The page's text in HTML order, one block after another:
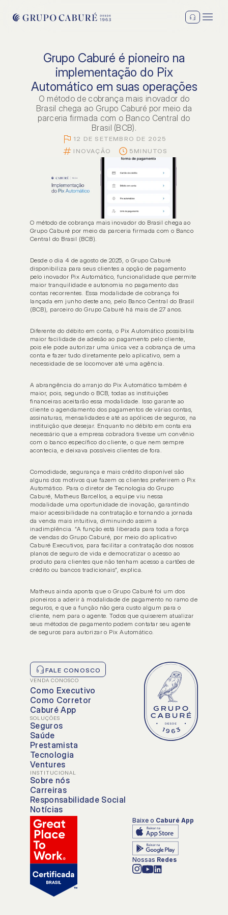
INSTITUCIONAL
Home
Sobre nós
Sorteio
ExecutivosCorretores
NOSSAS SOLUÇÕES
Soluções principais
Soluções extra
Grupo Caburé é pioneiro na
implementação do Pix
Automático em suas operações
O método de cobrança mais inovador do
Brasil chega ao Grupo Caburé por meio da
parceria firmada com o Banco Central do
Brasil (BCB).
5 MINUTOS
INOVAÇÃO
12 DE SETEMBRO DE 2025
O método de cobrança mais inovador do Brasil chega ao
Grupo Caburé por meio da parceria firmada com o Banco
Central do Brasil (BCB).
Desde o dia 4 de agosto de 2025, o Grupo Caburé
disponibiliza para seus clientes a opção de pagamento
pelo inovador Pix Automático, funcionalidade que permite
maior tranquilidade e autonomia no pagamento das
contas recorrentes. Essa modalidade de cobrança foi
lançada em junho deste ano, pelo Banco Central do Brasil
(BCB), parceiro do Grupo Caburé há mais de 27 anos.
Diferente do débito em conta, o Pix Automático possibilita
maior facilidade de adesão ao pagamento pelo cliente,
pois ele pode autorizar uma única vez a cobrança de uma
conta e fazer tudo diretamente pelo aplicativo, sem a
necessidade de se locomover até uma agência.
A abrangência do arranjo do Pix Automático também é
maior, pois, segundo o BCB, todas as instituições
financeiras aceitarão essa modalidade. Isso garante ao
cliente o agendamento dos pagamentos de várias contas,
assinaturas, mensalidades e até as apólices de seguros, na
instituição que desejar. Enquanto no débito em conta era
necessário que a empresa cobradora tivesse um convênio
com o banco específico do cliente, o que nem sempre
acontecia, e deixava possíveis clientes de fora.
Comodidade, segurança e mais crédito disponível são
alguns dos motivos que fazem os clientes preferirem o Pix
Automático. Para o diretor de Tecnologia do Grupo
Caburé, Matheus Barcellos, a equipe viu nessa
modalidade uma oportunidade de inovação, garantindo
maior acessibilidade na contratação e tornando a jornada
da venda mais intuitiva, diminuindo assim a
inadimplência. “A função está liberada para toda a força
de vendas do Grupo Caburé, por meio do aplicativo
Caburé Executivos, para facilitar a contratação dos nossos
planos de seguro de vida e democratizar o acesso ao
produto para clientes que não tenham acesso a cartões de
crédito ou bancos tradicionais”, explica.
Matheus ainda aponta que o Grupo Caburé foi um dos
pioneiros a aderir à modalidade de pagamento no ramo de
seguros, e que a função não gera custo algum para o
cliente, nem para o agente. Todos que quiserem atualizar
seus métodos de pagamento podem contatar seu agente
de seguros para autorizar o Pix Automático.
VENDA CONOSCO
Como Executivo
Como Corretor
Caburé App
SOLUÇÕES
Seguros
Saúde
Prestamista
Tecnologia
Ventures
INSTITUCIONAL
Sobre nós
Carreiras
Responsabilidade Social
Notícias
FALE CONOSCO
Baixe o Caburé App
Nossas Redes